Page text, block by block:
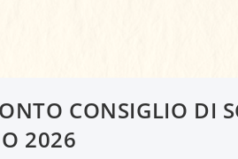
CONSIGLIO DI
2026